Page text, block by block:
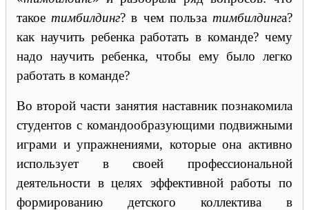
такое тимбилдинг? в чем польза тимбилдинга?
как научить ребенка работать в команде? чему
надо научить ребенка, чтобы ему было легко
работать в команде?
Во второй части занятия наставник познакомила
студентов с командообразующими подвижными
играми и упражнениями, которые она активно
использует в своей профессиональной
деятельности в целях эффективной работы по
формированию детского коллектива в